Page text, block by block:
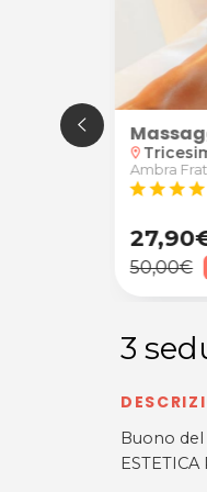
il Centro
di Tricesimo
rilassante con
al profumo di
location_on
Ambra
starstarstarstar
50,00€
3
Buono